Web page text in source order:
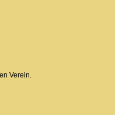
Verein.